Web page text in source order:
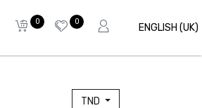
0 0
ENGLISH (UK)
TND